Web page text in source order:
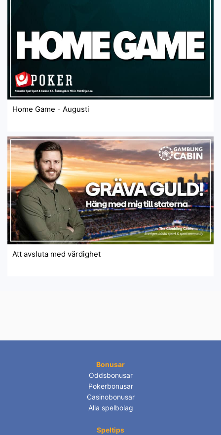
Home Game - Augusti
Att avsluta med värdighet
Bonusar
Oddsbonusar
Pokerbonusar
Casinobonusar
Alla spelbolag
Speltips